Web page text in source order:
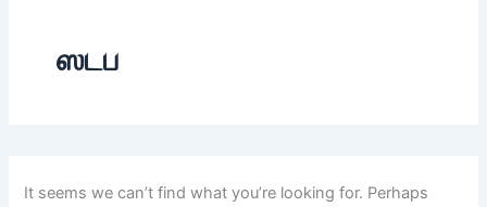
ஸடப
It seems we can’t find what you’re looking for. Perhaps